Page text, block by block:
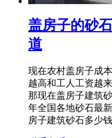
盖房子的砂
道
现在农村盖房子成
越高和工人工资越
那现在盖房子建筑
年全国各地砂石最
房子建筑砂石多少